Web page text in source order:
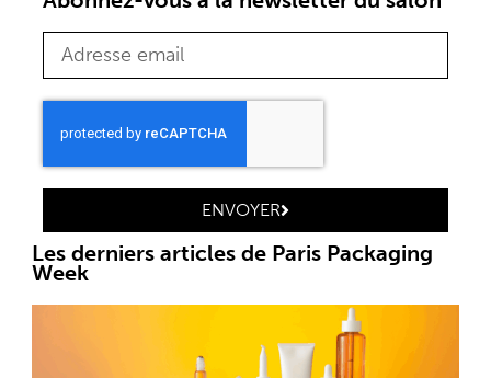
ENVOYER
Les derniers articles de Paris Packaging
Week